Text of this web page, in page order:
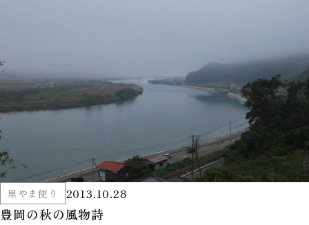
里やま便り 2013.10.28
豊岡の秋の風物詩